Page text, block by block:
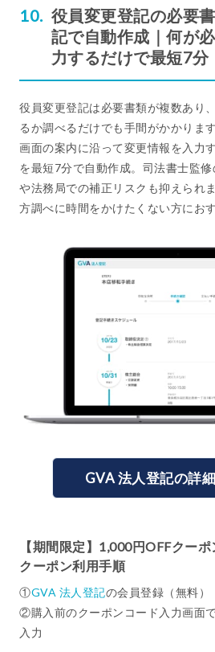
役員変更登記の必要
記で自動作成｜何が
力するだけで最短7分
役員変更登記は必要書類が複数あり
るか調べるだけでも手間がかかりま
画面の案内に沿って変更情報を入力
を最短7分で自動作成。司法書士監
や法務局での補正リスクも抑えられ
方調べに時間をかけたくない方にお
GVA 法人登記の詳
【期間限定】1,000円OFFクーポ
クーポン利用手順
①GVA 法人登記の会員登録（無料）
②購入前のクーポンコード入力画面
入力